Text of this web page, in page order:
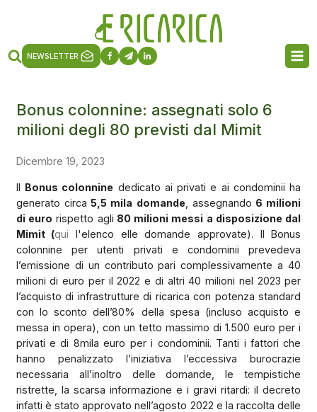
NEWSLETTER
Bonus colonnine: assegnati solo 6
milioni degli 80 previsti dal Mimit
Dicembre 19, 2023
Il Bonus colonnine dedicato ai privati e ai condominii ha
generato circa 5,5 mila domande , assegnando 6 milioni
di euro rispetto agli 80 milioni messi a disposizione dal
Mimit (qui l'elenco elle domande approvate). Il Bonus
colonnine per utenti privati e condominii prevedeva
l’emissione di un contributo pari complessivamente a 40
milioni di euro per il 2022 e di altri 40 milioni nel 2023 per
l’acquisto di infrastrutture di ricarica con potenza standard
con lo sconto dell’80% della spesa (incluso acquisto e
messa in opera), con un tetto massimo di 1.500 euro per i
privati e di 8mila euro per i condominii. Tanti i fattori che
hanno penalizzato l’iniziativa l’eccessiva burocrazie
necessaria all’inoltro delle domande, le tempistiche
ristrette, la scarsa informazione e i gravi ritardi: il decreto
infatti è stato approvato nell’agosto 2022 e la raccolta delle